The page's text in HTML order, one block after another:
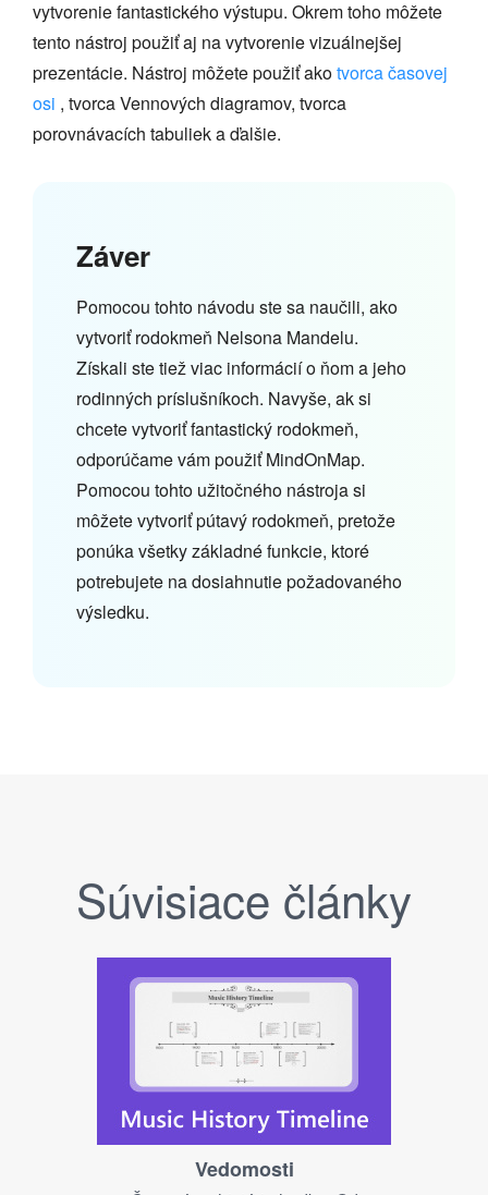
vytvorenie fantastického výstupu. Okrem toho môžete
tento nástroj použiť aj na vytvorenie vizuálnejšej
prezentácie. Nástroj môžete použiť akotvorca časovej
osi , tvorca Vennových diagramov, tvorca
porovnávacích tabuliek a ďalšie.
Záver
Pomocou tohto návodu ste sa naučili, ako
vytvoriť rodokmeň Nelsona Mandelu.
Získali ste tiež viac informácií o ňom a jeho
rodinných príslušníkoch. Navyše, ak si
chcete vytvoriť fantastický rodokmeň,
odporúčame vám použiť MindOnMap.
Pomocou tohto užitočného nástroja si
môžete vytvoriť pútavý rodokmeň, pretože
ponúka všetky základné funkcie, ktoré
potrebujete na dosiahnutie požadovaného
výsledku.
Súvisiace články
Vedomosti